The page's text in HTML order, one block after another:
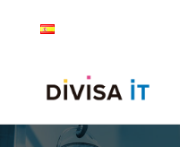
Divisa
Selector